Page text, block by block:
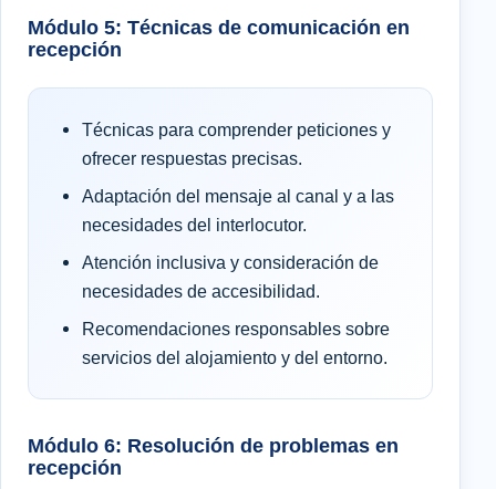
Módulo 5: Técnicas de comunicación en
recepción
Técnicas para comprender peticiones y
ofrecer respuestas precisas.
Adaptación del mensaje al canal y a las
necesidades del interlocutor.
Atención inclusiva y consideración de
necesidades de accesibilidad.
Recomendaciones responsables sobre
servicios del alojamiento y del entorno.
Módulo 6: Resolución de problemas en
recepción